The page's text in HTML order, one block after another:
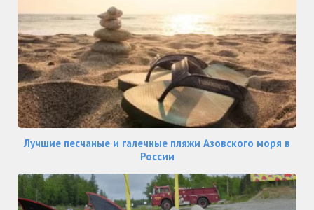
Лучшие песчаные и галечные пляжи Азовского моря в
России